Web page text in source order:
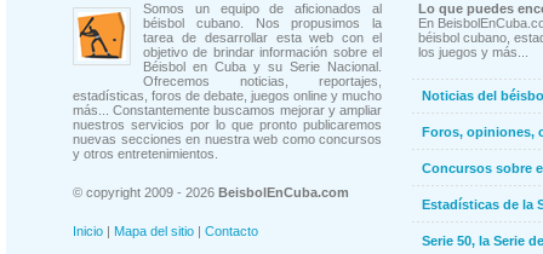
Somos un equipo de aficionados al
béisbol cubano. Nos propusimos la
tarea de desarrollar esta web con el
objetivo de brindar información sobre el
Béisbol en Cuba y su Serie Nacional.
Ofrecemos noticias, reportajes,
estadísticas, foros de debate, juegos online y mucho
más... Constantemente buscamos mejorar y ampliar
nuestros servicios por lo que pronto publicaremos
nuevas secciones en nuestra web como concursos
y otros entretenimientos.
© copyright 2009 - 2026 BeisbolEnCuba.com
Inicio | Mapa del sitio | Contacto
Lo que puedes
En
béisbol cubano,
los juegos y más...
Noticias del
Foros, opiniones,
Concursos sobre
Estadísticas de la
Serie 50, la Serie